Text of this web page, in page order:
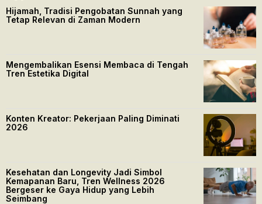
Hijamah, Tradisi Pengobatan Sunnah yang
Tetap Relevan di Zaman Modern
Mengembalikan Esensi Membaca di Tengah
Tren Estetika Digital
Konten Kreator: Pekerjaan Paling Diminati
2026
Kesehatan dan Longevity Jadi Simbol
Kemapanan Baru, Tren Wellness 2026
Bergeser ke Gaya Hidup yang Lebih
Seimbang